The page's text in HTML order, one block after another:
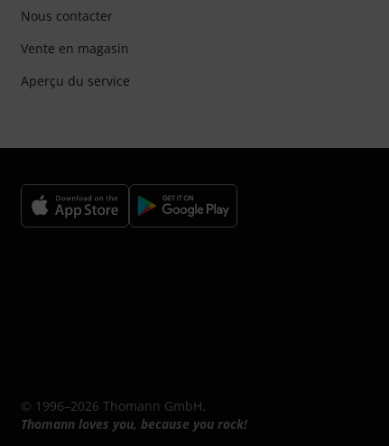
Nous contacter
Vente en magasin
Aperçu du service
© 1996–2026 Thomann GmbH.
Thomann loves you, because you rock!